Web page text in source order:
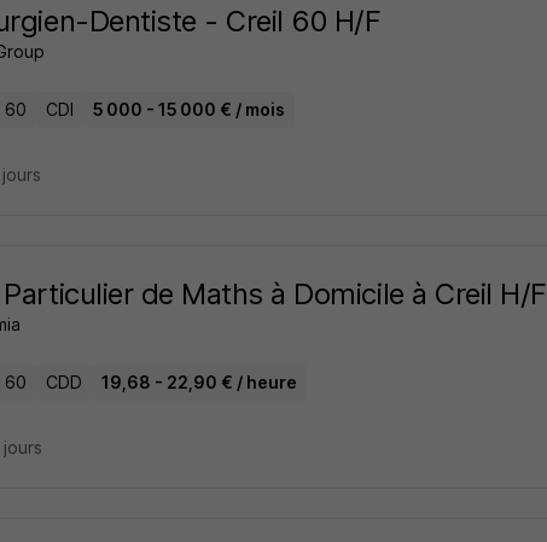
Dentiste - Creil 60 H/F
60 CDI 5 000 - 15 000 € / mois
de Maths à Domicile à Creil H/F
60 CDD 19,68 - 22,90 € / heure